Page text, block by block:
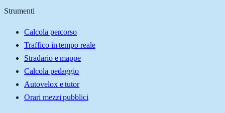
Strumenti
Calcola percorso
Traffico in tempo reale
Stradario e mappe
Calcola pedaggio
Autovelox e tutor
Orari mezzi pubblici